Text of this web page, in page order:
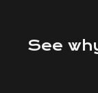
See